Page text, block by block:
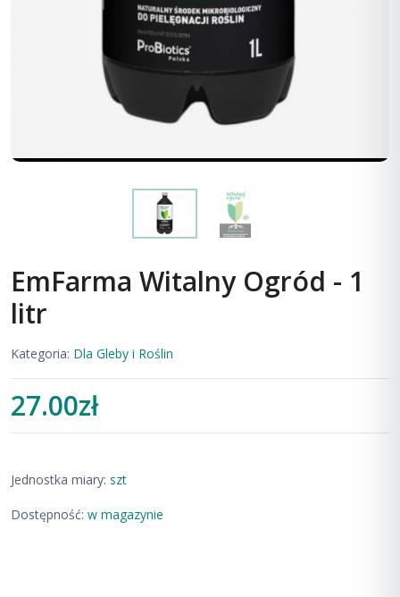
EmFarma Witalny Ogród - 1
litr
Kategoria: Dla Gleby i Roślin
27.00zł
Jednostka miary: szt
Dostępność: w magazynie